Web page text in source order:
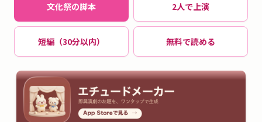
文化祭の脚本 2人で上演
短編（30分以内） 無料で読める